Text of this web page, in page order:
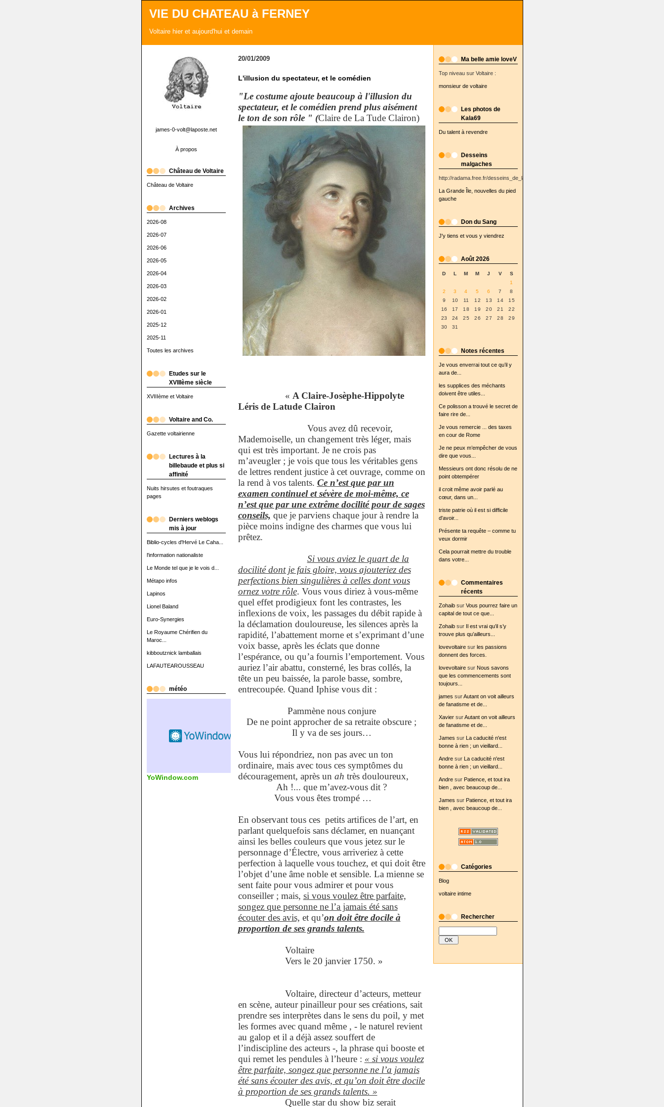
VIE DU CHATEAU à FERNEY
Voltaire hier et aujourd'hui et demain
james-0-volt@laposte.net
À propos
Château de Voltaire
Château de Voltaire
Archives
2026-08
2026-07
2026-06
2026-05
2026-04
2026-03
2026-02
2026-01
2025-12
2025-11
Toutes les archives
Etudes sur le
XVIIIème siècle
XVIIIème et Voltaire
Voltaire and Co.
Gazette voltairienne
Lectures à la
billebaude et plus si
affinité
Nuits hirsutes et foutraques
pages
Derniers weblogs
mis à jour
Biblio-cycles d'Hervé Le Caha...
l'information nationaliste
Le Monde tel que je le vois d...
Métapo infos
Lapinos
Lionel Baland
Euro-Synergies
Le Royaume Chérifien du
Maroc...
kibboutznick lamballais
LAFAUTEAROUSSEAU
météo
YoWindow.com yr.no
Ma belle amie loveV
Top niveau sur Voltaire :
monsieur de voltaire
Les photos de
Kala69
Du talent à revendre
Desseins
malgaches
http://radama.free.fr/desseins_de_la_semaine/
La Grande Île, nouvelles du pied
gauche
Don du Sang
J'y tiens et vous y viendrez
Août 2026
D L M M J V
S
1
2
3 4 5 6 7
8
9
10 11 12 13 14
15
16
17 18 19 20 21
22
23
24 25 26 27 28
29
30
31
Notes récentes
Je vous enverrai tout ce qu’il y
aura de...
les supplices des méchants
doivent être utiles...
Ce polisson a trouvé le secret de
faire rire de...
Je vous remercie ... des taxes
en cour de Rome
Je ne peux m’empêcher de vous
dire que vous...
Messieurs ont donc résolu de ne
point obtempérer
il croit même avoir parlé au
cœur, dans un...
triste patrie où il est si difficile
d'avoir...
Présente ta requête – comme tu
veux dormir
Cela pourrait mettre du trouble
dans votre...
Commentaires
récents
Zohaibsur Vous pourrez faire un
capital de tout ce que...
Zohaibsur Il est vrai qu’il s’y
trouve plus qu’ailleurs...
lovevoltairesur les passions
donnent des forces.
lovevoltairesur Nous savons
que les commencements sont
toujours...
james surAutant on voit ailleurs
de fanatisme et de...
XaviersurAutant on voit ailleurs
de fanatisme et de...
James sur La caducité n'est
bonne à rien ; un vieillard...
Andresur La caducité n'est
bonne à rien ; un vieillard...
Andresur Patience, et tout ira
bien , avec beaucoup de...
James sur Patience, et tout ira
bien , avec beaucoup de...
Catégories
Blog
voltaire intime
Rechercher
20/01/2009
L'illusion du spectateur, et le comédien
"Le costume ajoute beaucoup à l'illusion du
spectateur, et le comédien prend plus aisément
le ton de son rôle " (Claire de La Tude Clairon)
« A Claire-Josèphe-Hippolyte
Léris de Latude Clairon
Vous avez dû recevoir,
Mademoiselle, un changement très léger, mais
qui est très important. Je ne crois pas
m’aveugler ; je vois que tous les véritables gens
de lettres rendent justice à cet ouvrage, comme on
la rend à vos talents. Ce n’est que par un
examen continuel et sévère de moi-même, ce
n’est que par une extrême docilité pour de sages
conseils, que je parviens chaque jour à rendre la
pièce moins indigne des charmes que vous lui
prêtez.
Si vous aviez le quart de la
docilité dont je fais gloire, vous ajouteriez des
perfections bien singulières à celles dont vous
ornez votre rôle. Vous vous diriez à vous-même
quel effet prodigieux font les contrastes, les
inflexions de voix, les passages du débit rapide à
la déclamation douloureuse, les silences après la
rapidité, l’abattement morne et s’exprimant d’une
voix basse, après les éclats que donne
l’espérance, ou qu’a fournis l’emportement. Vous
auriez l’air abattu, consterné, les bras collés, la
tête un peu baissée, la parole basse, sombre,
entrecoupée. Quand Iphise vous dit :
Pammène nous conjure
De ne point approcher de sa retraite obscure ;
Il y va de ses jours…
Vous lui répondriez, non pas avec un ton
ordinaire, mais avec tous ces symptômes du
découragement, après un ah très douloureux,
Ah !... que m’avez-vous dit ?
Vous vous êtes trompé …
En observant tous ces petits artifices de l’art, en
parlant quelquefois sans déclamer, en nuançant
ainsi les belles couleurs que vous jetez sur le
personnage d’Électre, vous arriveriez à cette
perfection à laquelle vous touchez, et qui doit être
l’objet d’une âme noble et sensible. La mienne se
sent faite pour vous admirer et pour vous
conseiller ; mais, si vous voulez être parfaite,
songez que personne ne l’a jamais été sans
écouter des avis, et qu’on doit être docile à
proportion de ses grands talents.
Voltaire
Vers le 20 janvier 1750. »
Voltaire, directeur d’acteurs, metteur
en scène, auteur pinailleur pour ses créations, sait
prendre ses interprètes dans le sens du poil, y met
les formes avec quand même , - le naturel revient
au galop et il a déjà assez souffert de
l’indiscipline des acteurs -, la phrase qui booste et
qui remet les pendules à l’heure : « si vous voulez
être parfaite, songez que personne ne l’a jamais
été sans écouter des avis, et qu’on doit être docile
à proportion de ses grands talents. »
Quelle star du show biz serait